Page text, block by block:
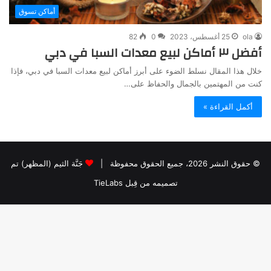
أماكن تسوق
ola 25 أغسطس، 2023 0
82
أفضل ٣ أماكن لبيع معدات السبا في دبي
خلال هذا المقال نسلط الضوء على أبرز أماكن لبيع معدات السبا في دبي، فإذا
كنت من المهتمين بالجمال والحفاظ على…
أكمل القراءة »
© حقوق النشر 2026، جميع الحقوق محفوظة |
جَنَّة الثيم (المظهر) تم
تصميمه من قِبل TieLabs